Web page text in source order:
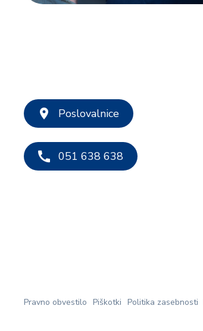
Poslovalnice
051 638 638
Pravno obvestilo Piškotki Politika zasebnosti